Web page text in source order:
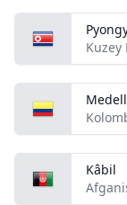
Kuzey
Kâbil